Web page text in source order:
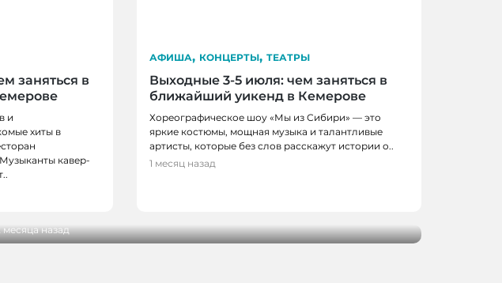
заняться в
и
хиты в
кавер-
АФИША, КОНЦЕРТЫ, ТЕАТРЫ
Выходные 3-5 июля: чем заняться в
ближайший уикенд в Кемерове
Хореографическое шоу «Мы из Сибири» — это
яркие костюмы, мощная музыка и талантливые
артисты, которые без слов расскажут истории о..
1 месяц назад
КОНЦЕРТЫ, ТЕАТРЫ
месяца назад